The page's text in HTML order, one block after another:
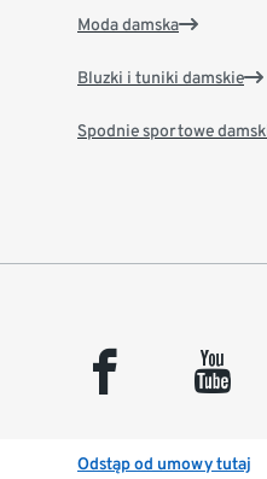
Moda damska
Bluzki i tuniki damskie
Spodnie sportowe
facebook youtube
Odstąp od umowy tutaj